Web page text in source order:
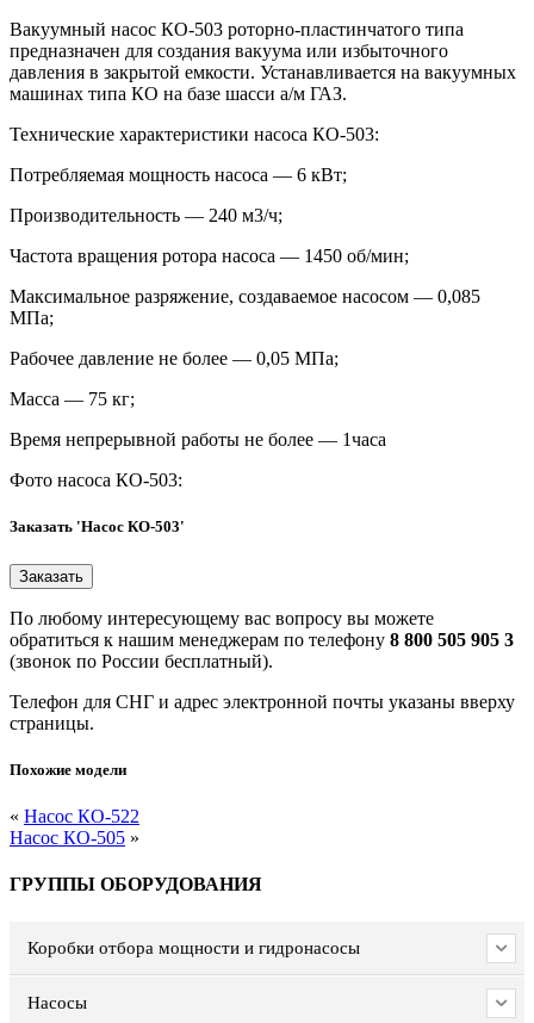
Вакуумный насос КО-503 роторно-пластинчатого типа
предназначен для создания вакуума или избыточного
давления в закрытой емкости. Устанавливается на вакуумных
машинах типа КО на базе шасси а/м ГАЗ.
Технические характеристики насоса КО-503:
Потребляемая мощность насоса — 6 кВт;
Производительность — 240 м3/ч;
Частота вращения ротора насоса — 1450 об/мин;
Максимальное разряжение, создаваемое насосом — 0,085
МПа;
Рабочее давление не более — 0,05 МПа;
Масса — 75 кг;
Время непрерывной работы не более — 1часа
Фото насоса КО-503:
Заказать 'Насос КО-503'
По любому интересующему вас вопросу вы можете
обратиться к нашим менеджерам по телефону 8 800 505 905 3
(звонок по России бесплатный).
Телефон для СНГ и адрес электронной почты указаны вверху
страницы.
Похожие модели
« Насос КО-522
Насос КО-505 »
ГРУППЫ ОБОРУДОВАНИЯ
Коробки отбора мощности и гидронасосы
Насосы